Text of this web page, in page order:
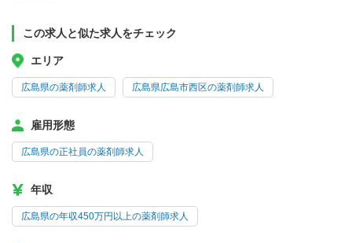
この求人と似た求人をチェック
エリア
広島県の薬剤師求人 広島県広島市西区の薬剤師求人
雇用形態
広島県の正社員の薬剤師求人
年収
広島県の年収450万円以上の薬剤師求人